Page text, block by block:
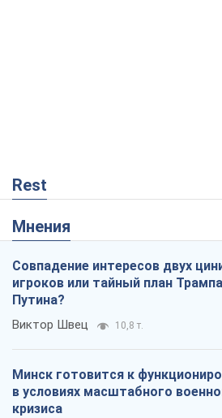
Rest
Мнения
Совпадение интересов двух
игроков или тайный план
Путина?
Виктор Швец 10,8 т.
Минск готовится к
в условиях масштабного
кризиса